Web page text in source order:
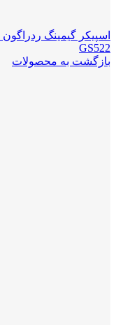
GS522
بازگشت به محصولات